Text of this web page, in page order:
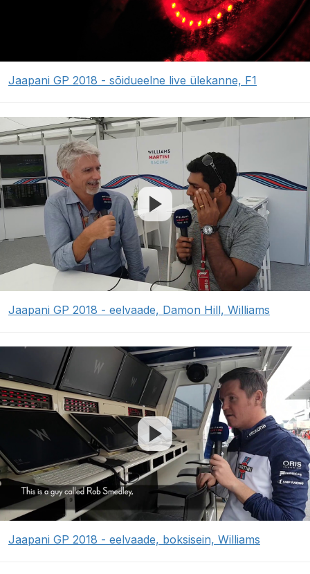
Jaapani GP 2018 - sõidueelne live ülekanne, F1
Jaapani GP 2018 - eelvaade, Damon Hill, Williams
Jaapani GP 2018 - eelvaade, boksisein, Williams